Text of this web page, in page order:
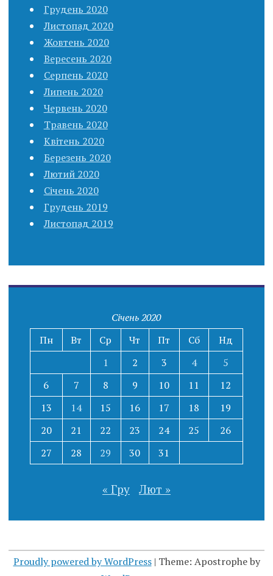
Грудень 2020
Листопад 2020
Жовтень 2020
Вересень 2020
Серпень 2020
Липень 2020
Червень 2020
Травень 2020
Квітень 2020
Березень 2020
Лютий 2020
Січень 2020
Грудень 2019
Листопад 2019
Січень 2020
Пн
Вт Ср Чт Пт Сб
Нд
1
2 3 4
5
6
7 8 9 10 11
12
13
14 15 16 17 18
19
20
21 22 23 24 25
26
27
28 29 30 31
« Гру Лют »
Proudly powered by WordPress | Theme: Apostrophe by